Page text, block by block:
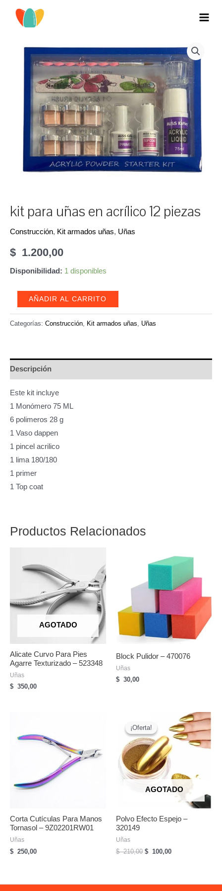
kit para uñas en acrílico 12 piezas
Construcción, Kit armados uñas, Uñas
$ 1.200,00
Disponibilidad: 1 disponibles
uñas
cantidad
AÑADIR AL CARRITO
Categorías: Construcción Kit armados uñas Uñas
Descripción
Este kit incluye
1 Monómero 75 ML
6 polimeros 28 g
1 Vaso dappen
1 pincel acrilico
1 lima 180/180
1 primer
1 Top coat
Productos Relacionados
AGOTADO
Alicate Curvo Para Pies
Agarre Texturizado – 523348
Uñas
$ 350,00
Block Pulidor – 470076
Uñas
$ 30,00
Corta Cutículas Para Manos
Tornasol – 9Z02201RW01
Uñas
$ 250,00
¡Oferta!
AGOTADO
¡Oferta!
Polvo Efecto Espejo –
320149
Uñas
$210,00 El
$
$ 100,00El
$